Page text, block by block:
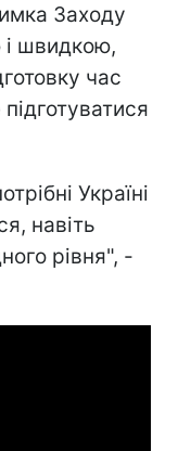
Заходу
і швидкою,
час
Україні
навіть
рівня", -